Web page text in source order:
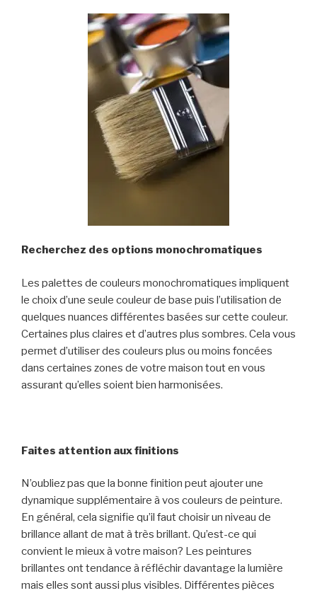
Recherchez des options monochromatiques
Les palettes de couleurs monochromatiques impliquent
le choix d’une seule couleur de base puis l’utilisation de
quelques nuances différentes basées sur cette couleur.
Certaines plus claires et d’autres plus sombres. Cela vous
permet d’utiliser des couleurs plus ou moins foncées
dans certaines zones de votre maison tout en vous
assurant qu’elles soient bien harmonisées.
Faites attention aux finitions
N’oubliez pas que la bonne finition peut ajouter une
dynamique supplémentaire à vos couleurs de peinture.
En général, cela signifie qu’il faut choisir un niveau de
brillance allant de mat à très brillant. Qu’est-ce qui
convient le mieux à votre maison? Les peintures
brillantes ont tendance à réfléchir davantage la lumière
mais elles sont aussi plus visibles. Différentes pièces